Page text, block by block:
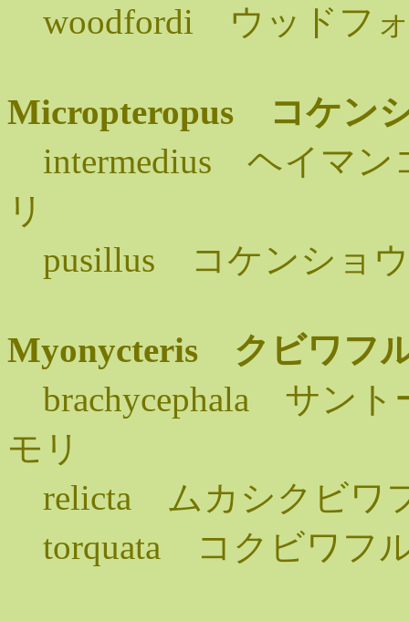
woodfordi ウッドフ
Micropteropus コケン
intermedius ヘイマン
リ
pusillus コケンショ
Myonycteris クビワフ
brachycephala サント
モリ
relicta ムカシクビワ
torquata コクビワフ